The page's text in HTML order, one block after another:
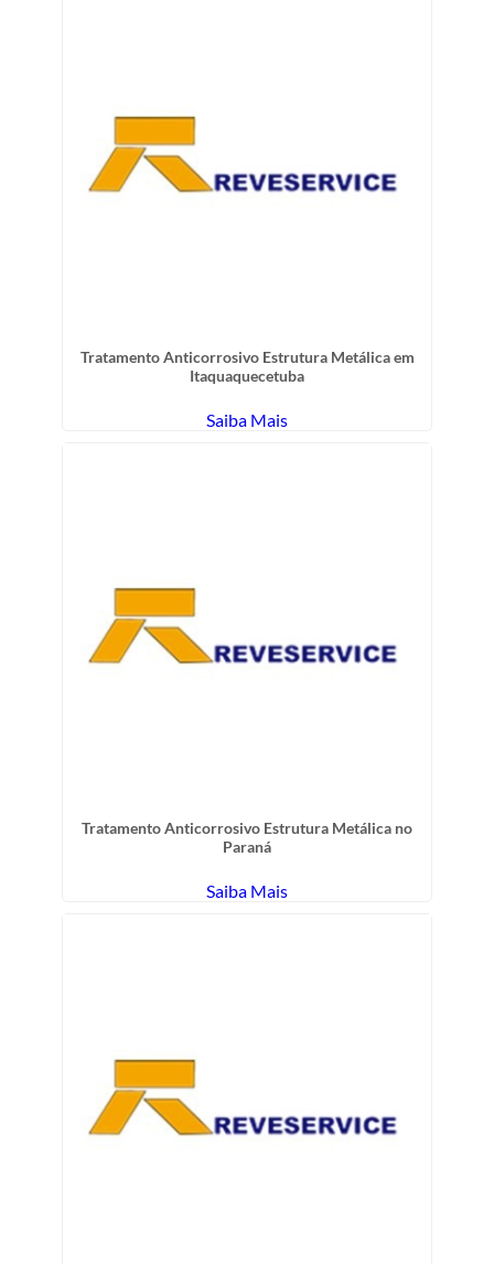
Tratamento Anticorrosivo Estrutura Metálica em
Itaquaquecetuba
Saiba Mais
Tratamento Anticorrosivo Estrutura Metálica no
Paraná
Saiba Mais